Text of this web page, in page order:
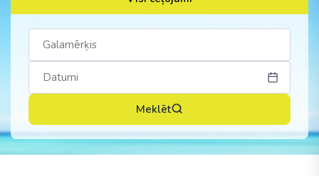
Meklēt